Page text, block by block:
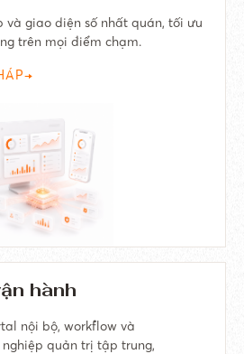
và giao diện số nhất quán, tối ưu
trên mọi điểm chạm.
→
hành
nội bộ, workflow và
quản trị tập trung,